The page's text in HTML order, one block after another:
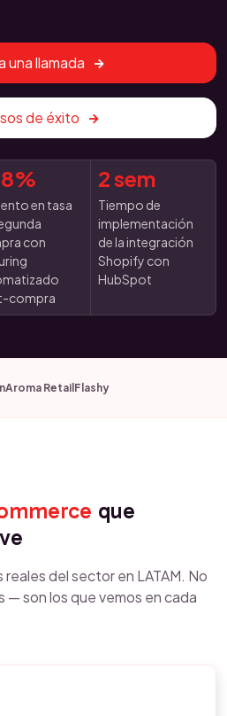
una llamada
de éxito
en tasa
con
compra
2 sem
Tiempo de
implementación
de la integración
Shopify con
HubSpot
Aroma Retail Flashy
que
del sector en LATAM. No
— son los que vemos en cada